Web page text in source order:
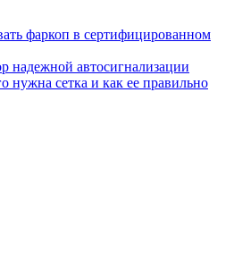
фаркоп в сертифицированном
надежной автосигнализации
нужна сетка и как ее правильно